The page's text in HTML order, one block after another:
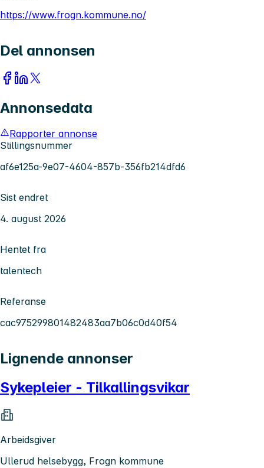
https://www.frogn.kommune.no/
Del annonsen
Annonsedata
Rapporter annonse
Stillingsnummer
af6e125a-9e07-4604-857b-356fb214dfd6
Sist endret
4. august 2026
Hentet fra
talentech
Referanse
cac975299801482483aa7b06c0d40f54
Lignende annonser
Sykepleier - Tilkallingsvikar
Arbeidsgiver
Ullerud helsebygg, Frogn kommune